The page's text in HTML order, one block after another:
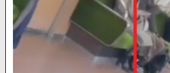
阪、
八
尾
で
事